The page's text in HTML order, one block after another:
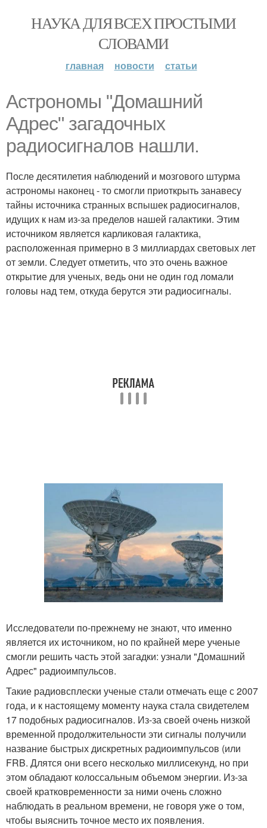
НАУКА ДЛЯ ВСЕХ ПРОСТЫМИ
СЛОВАМИ
главная новости статьи
Астрономы "Домашний
Адрес" загадочных
радиосигналов нашли.
После десятилетия наблюдений и мозгового штурма
астрономы наконец - то смогли приоткрыть занавесу
тайны источника странных вспышек радиосигналов,
идущих к нам из-за пределов нашей галактики. Этим
источником является карликовая галактика,
расположенная примерно в 3 миллиардах световых лет
от земли. Следует отметить, что это очень важное
открытие для ученых, ведь они не один год ломали
головы над тем, откуда берутся эти радиосигналы.
Исследователи по-прежнему не знают, что именно
является их источником, но по крайней мере ученые
смогли решить часть этой загадки: узнали "Домашний
Адрес" радиоимпульсов.
Такие радиовсплески ученые стали отмечать еще с 2007
года, и к настоящему моменту наука стала свидетелем
17 подобных радиосигналов. Из-за своей очень низкой
временной продолжительности эти сигналы получили
название быстрых дискретных радиоимпульсов (или
FRB. Длятся они всего несколько миллисекунд, но при
этом обладают колоссальным объемом энергии. Из-за
своей кратковременности за ними очень сложно
наблюдать в реальном времени, не говоря уже о том,
чтобы выяснить точное место их появления.